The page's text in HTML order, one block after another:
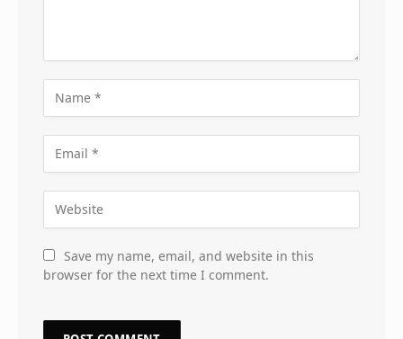
Save my name, email, and website in this
browser for the next time I comment.